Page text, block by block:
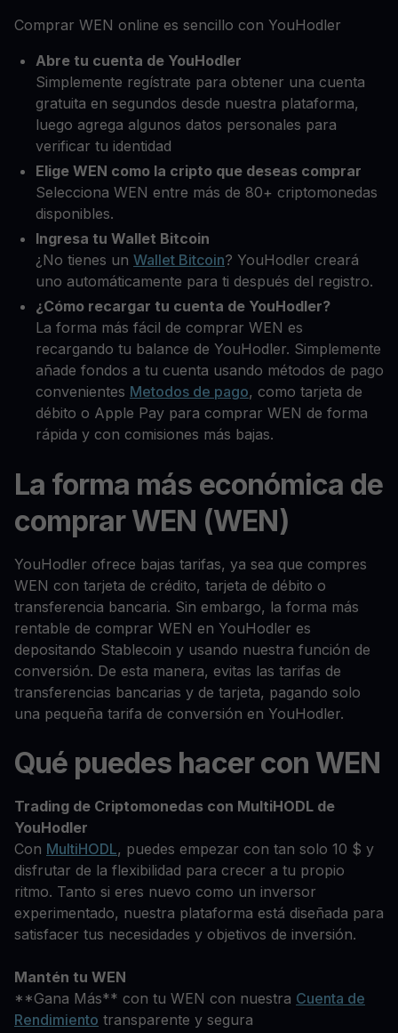
Comprar WEN online es sencillo con YouHodler
Abre tu cuenta de YouHodler
Simplemente regístrate para obtener una cuenta
gratuita en segundos desde nuestra plataforma,
luego agrega algunos datos personales para
verificar tu identidad
Elige WEN como la cripto que deseas comprar
Selecciona WEN entre más de 80+ criptomonedas
disponibles.
Ingresa tu Wallet Bitcoin
¿No tienes un Wallet Bitcoin? YouHodler creará
uno automáticamente para ti después del registro.
¿Cómo recargar tu cuenta de YouHodler?
La forma más fácil de comprar WEN es
recargando tu balance de YouHodler. Simplemente
añade fondos a tu cuenta usando métodos de pago
convenientes Metodos de pago, como tarjeta de
débito o Apple Pay para comprar WEN de forma
rápida y con comisiones más bajas.
La forma más económica de
comprar WEN (WEN)
YouHodler ofrece bajas tarifas, ya sea que compres
WEN con tarjeta de crédito, tarjeta de débito o
transferencia bancaria. Sin embargo, la forma más
rentable de comprar WEN en YouHodler es
depositando Stablecoin y usando nuestra función de
conversión. De esta manera, evitas las tarifas de
transferencias bancarias y de tarjeta, pagando solo
una pequeña tarifa de conversión en YouHodler.
Qué puedes hacer con WEN
Trading de Criptomonedas con MultiHODL de
YouHodler
Con MultiHODL, puedes empezar con tan solo 10 $ y
disfrutar de la flexibilidad para crecer a tu propio
ritmo. Tanto si eres nuevo como un inversor
experimentado, nuestra plataforma está diseñada para
satisfacer tus necesidades y objetivos de inversión.
Mantén tu WEN
**Gana Más** con tu WEN con nuestra Cuenta de
Rendimiento transparente y segura